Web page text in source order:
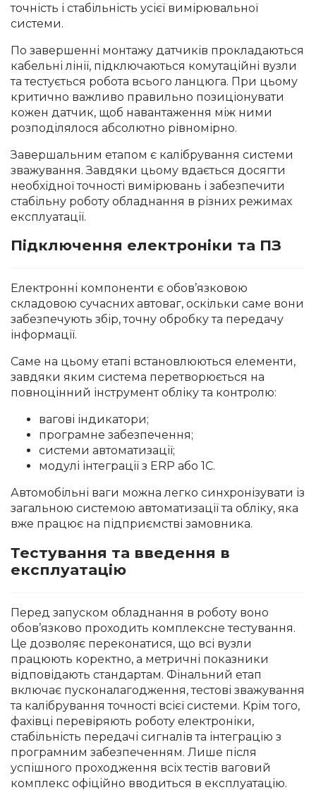
точність і стабільність усієї вимірювальної
системи.
По завершенні монтажу датчиків прокладаються
кабельні лінії, підключаються комутаційні вузли
та тестується робота всього ланцюга. При цьому
критично важливо правильно позиціонувати
кожен датчик, щоб навантаження між ними
розподілялося абсолютно рівномірно.
Завершальним етапом є калібрування системи
зважування. Завдяки цьому вдається досягти
необхідної точності вимірювань і забезпечити
стабільну роботу обладнання в різних режимах
експлуатації.
Підключення електроніки та ПЗ
Електронні компоненти є обов’язковою
складовою сучасних автоваг, оскільки саме вони
забезпечують збір, точну обробку та передачу
інформації.
Саме на цьому етапі встановлюються елементи,
завдяки яким система перетворюється на
повноцінний інструмент обліку та контролю:
вагові індикатори;
програмне забезпечення;
системи автоматизації;
модулі інтеграції з ERP або 1С.
Автомобільні ваги можна легко синхронізувати із
загальною системою автоматизації та обліку, яка
вже працює на підприємстві замовника.
Тестування та введення в
експлуатацію
Перед запуском обладнання в роботу воно
обов’язково проходить комплексне тестування.
Це дозволяє переконатися, що всі вузли
працюють коректно, а метричні показники
відповідають стандартам. Фінальний етап
включає пусконалагодження, тестові зважування
та калібрування точності всієї системи. Крім того,
фахівці перевіряють роботу електроніки,
стабільність передачі сигналів та інтеграцію з
програмним забезпеченням. Лише після
успішного проходження всіх тестів ваговий
комплекс офіційно вводиться в експлуатацію.